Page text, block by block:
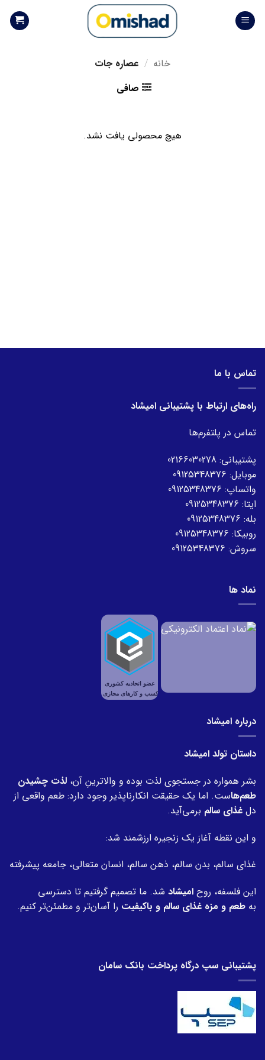
Skip
خانه / عصاره جات
صافی
هیچ محصولی یافت نشد.
تماس با ما
راه‌های ارتباط با پشتیبانی امیشاد
تماس در پلتفرم‌ها
پشتیبانی: 02166030278
موبایل: 09125348376
واتساپ: 09125348376
ایتا: 09125348376
بله: 09125348376
روبیکا: 09125348376
سروش: 09125348376
نماد ها
درباره امیشاد
داستان تولد امیشاد
بشر همواره در جستجوی لذت بوده و والاترینِ آن، لذت چشیدن
طعم‌هاست. اما یک حقیقت انکارناپذیر وجود دارد: طعم واقعی از
دل غذای سالم برمی‌آید.
و این نقطه آغاز یک زنجیره ارزشمند شد:
غذای سالم، بدن سالم، ذهن سالم، انسان متعالی، جامعه پیشرفته
این فلسفه، روح امیشاد شد. ما تصمیم گرفتیم تا دسترسی
به طعم و مزه غذای سالم و باکیفیت را آسان‌تر و مطمئن‌تر کنیم.
پشتیبانی سپ درگاه پرداخت بانک سامان